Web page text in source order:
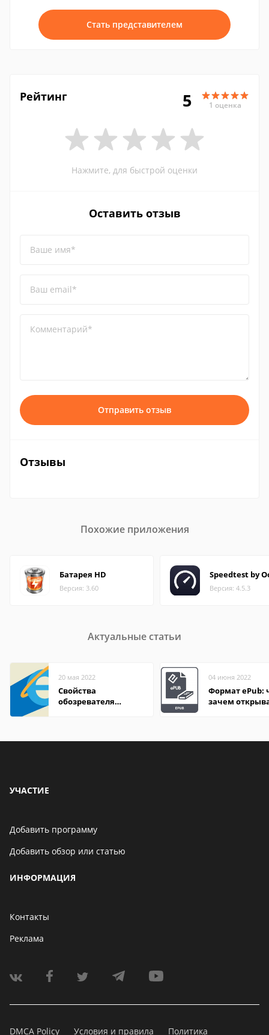
Стать представителем
Рейтинг 5 1 оценка
Нажмите, для быстрой оценки
Оставить отзыв
Ваше имя*
Ваш email*
Комментарий*
Отправить отзыв
Отзывы
Похожие приложения
Батарея HD
Версия: 3.60
Speedtest by
Версия: 4.5.3
Актуальные статьи
20 мая 2022
Свойства
обозревателя
04 июня 2022
Формат ePub:
зачем
УЧАСТИЕ
Добавить программу
Добавить обзор или статью
ИНФОРМАЦИЯ
Контакты
Реклама
DMCA Policy Условия и правила Политика